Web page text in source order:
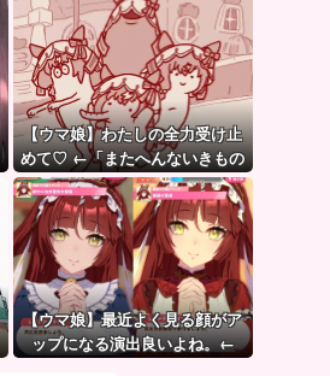
【ウマ娘】わたしの全力受け止
めて♡ ←「またへんないきもの
がふえてる…」
【ウマ娘】最近よく見る顔がア
ップになる演出良いよね。←